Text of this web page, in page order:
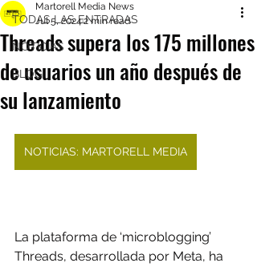
TODAS LAS ENTRADAS
NOTICIAS
BLOG
Threads supera los 175 millones
de usuarios un año después de
su lanzamiento
Martorell Media News
Jul 5, 20242 min read
NOTICIAS: MARTORELL MEDIA
La plataforma de ‘microblogging’
Threads, desarrollada por Meta, ha